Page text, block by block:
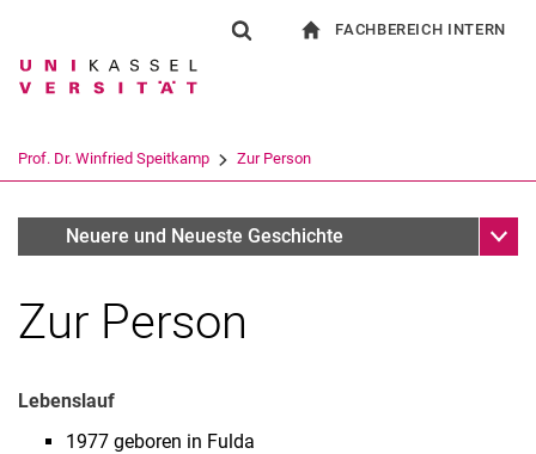
Springe direkt zu: Inhalt
Springe direkt zu: Suche
Springe direkt zu:
Suchbegriff
Suchen (öffnet externen Link in einem
FACHBEREICH INTERN
Prof. Dr. Winfried Speitkamp Zur Person
Dr. Sascha Reif
Neuere und Neueste Geschichte
Zur Person
Lebenslauf
1977 geboren in Fulda